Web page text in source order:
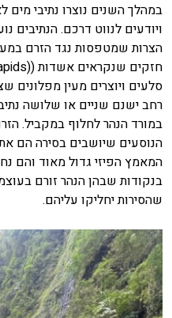
במהלך השנים נוצרו נתיבי מים
ויודעים לנווט דרכם.
הצרות שמטפסות נגד הזרם
סלעים ויוצרים מעין מפלונים
רחב ישנם שניים או שלושה
במורד הנהר לחלוף במקביל.
הנוסעים שיושבים בסירה הם
המאמץ הפיזי גדול מאוד והם
בנקודות שבהן הנהר זורם
שהסירות יחליקו עליהם.